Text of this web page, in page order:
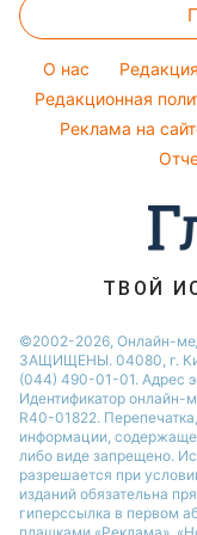
Максим Галкин
Новости
Новости
Курс валют
Окрашивание
Красивый
Модные ошибки
Новости моды
Советы от
O нас Редакция
Редакционная
Реклама на
ТВОЙ
©2002-2026, Онлайн-
ЗАЩИЩЕНЫ. 04080, г.
(044) 490-01-01. Адрес
Идентификатор онлайн-
R40-01822.
информации,
либо виде запрещено.
разрешается при
изданий обязательна
гиперссылка в первом